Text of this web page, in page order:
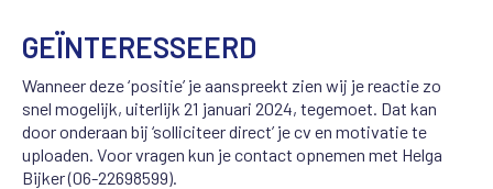
GEÏNTERESSEERD
Wanneer deze ‘positie’ je aanspreekt zien wij je reactie zo
snel mogelijk, uiterlijk 21 januari 2024, tegemoet. Dat kan
door onderaan bij ‘solliciteer direct’ je cv en motivatie te
uploaden. Voor vragen kun je contact opnemen met Helga
Bijker (06-22698599).